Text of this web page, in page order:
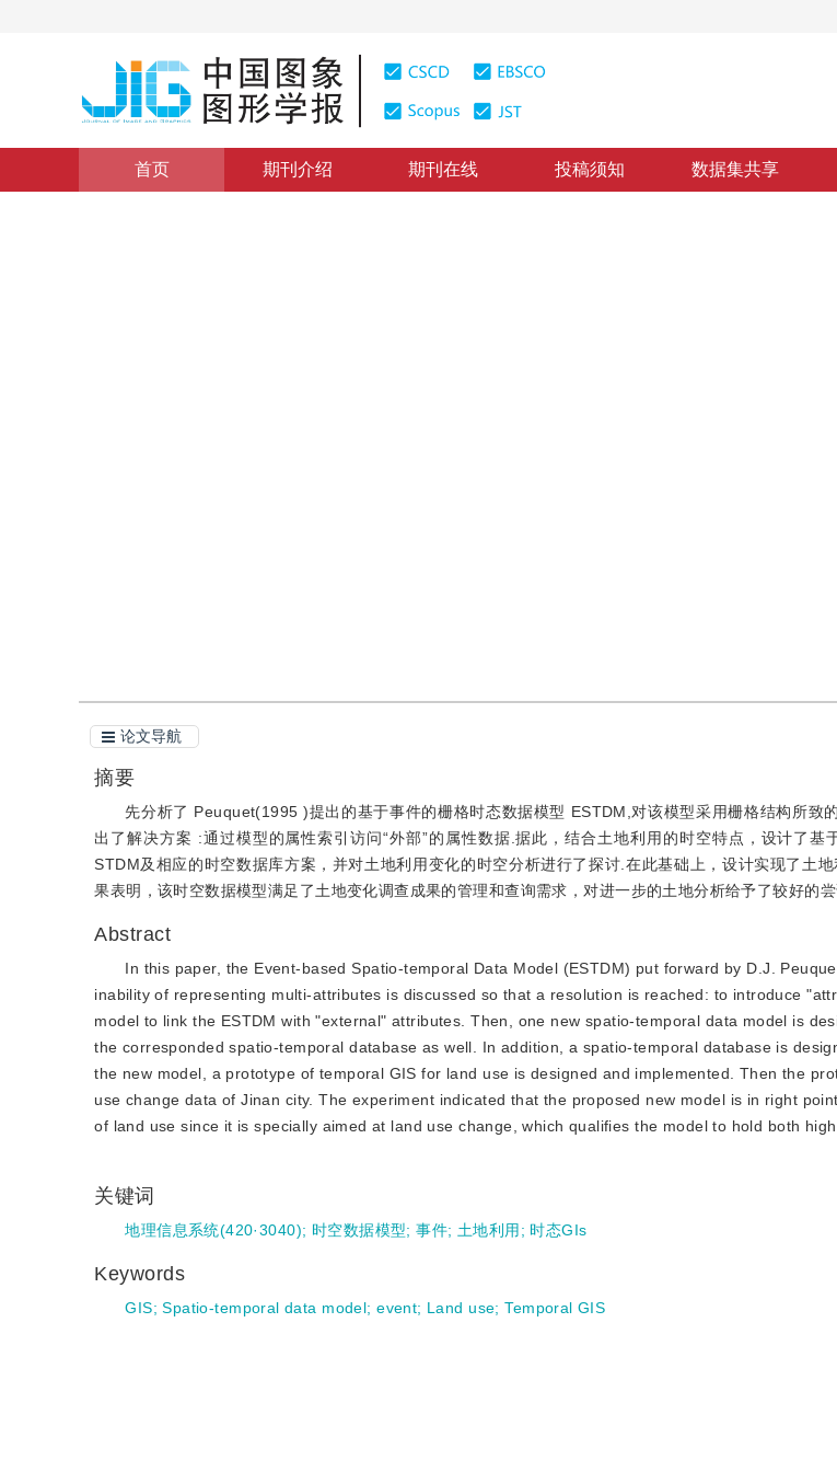
首页 期刊介绍 期刊在线 投稿须知 数据集共享
论文导航
摘要
先分析了 Peuquet(1995 )提出的基于事件的栅格时态数据模型 ESTDM,对该模型采用栅格结构所致
出了解决方案 :通过模型的属性索引访问“外部”的属性数据.据此，结合土地利用的时空特点，设计了基
STDM及相应的时空数据库方案，并对土地利用变化的时空分析进行了探讨.在此基础上，设计实现了土
果表明，该时空数据模型满足了土地变化调查成果的管理和查询需求，对进一步的土地分析给予了较好的尝
Abstract
In this paper, the Event-based Spatio-temporal Data Model (ESTDM) put forward by D.J.
inability of representing multi-attributes is discussed so that a resolution is reached: to introduce
model to link the ESTDM with "external" attributes. Then, one new spatio-temporal data model is
the corresponded spatio-temporal database as well. In addition, a spatio-temporal database is
the new model, a prototype of temporal GIS for land use is designed and implemented. Then the
use change data of Jinan city. The experiment indicated that the proposed new model is in right
of land use since it is specially aimed at land use change, which qualifies the model to hold both
关键词
地理信息系统(420·3040); 时空数据模型;事件; 土地利用 ; 时态GIs
Keywords
GIS;Spatio-temporal data model;event; Land use;Temporal GIS